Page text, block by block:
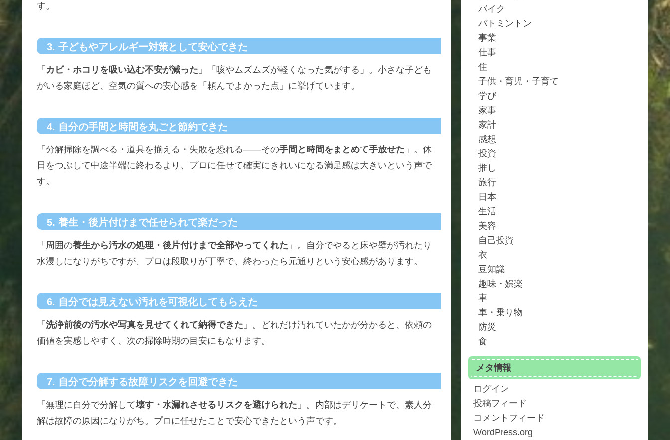
す。
3. 子どもやアレルギー対策として安心できた
「 カビ・ホコリを吸い込む不安が減った 」「咳やムズムズが軽くなった気がする」。小さな子ども
がいる家庭ほど、空気の質への安心感を「頼んでよかった点」に挙げています。
4. 自分の手間と時間を丸ごと節約できた
「分解掃除を調べる・道具を揃える・失敗を恐れる——その手間と時間をまとめて手放せた 」。休
日をつぶして中途半端に終わるより、プロに任せて確実にきれいになる満足感は大きいという声で
す。
5. 養生・後片付けまで任せられて楽だった
「周囲の養生から汚水の処理・後片付けまで全部やってくれた 」。自分でやると床や壁が汚れたり
水浸しになりがちですが、プロは段取りが丁寧で、終わったら元通りという安心感があります。
6. 自分では見えない汚れを可視化してもらえた
「 洗浄前後の汚水や写真を見せてくれて納得できた 」。どれだけ汚れていたかが分かると、依頼の
価値を実感しやすく、次の掃除時期の目安にもなります。
7. 自分で分解する故障リスクを回避できた
「無理に自分で分解して壊す・水漏れさせるリスクを避けられた 」。内部はデリケートで、素人分
解は故障の原因になりがち。プロに任せたことで安心できたという声です。
バイク
バトミントン
事業
仕事
住
子供・育児・子育て
学び
家事
家計
感想
投資
推し
旅行
日本
生活
美容
自己投資
衣
豆知識
趣味・娯楽
車
車・乗り物
防災
食
メタ情報
ログイン
投稿フィード
コメントフィード
WordPress.org